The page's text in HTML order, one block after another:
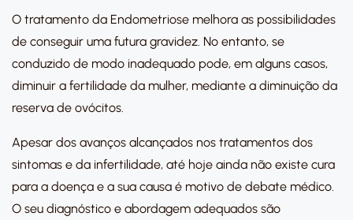
O tratamento da Endometriose melhora as possibilidades
de conseguir uma futura gravidez. No entanto, se
conduzido de modo inadequado pode, em alguns casos,
diminuir a fertilidade da mulher, mediante a diminuição da
reserva de ovócitos.
Apesar dos avanços alcançados nos tratamentos dos
sintomas e da infertilidade, até hoje ainda não existe cura
para a doença e a sua causa é motivo de debate médico.
O seu diagnóstico e abordagem adequados são